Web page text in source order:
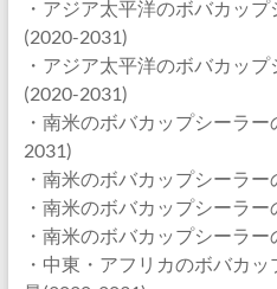
・アジア太平洋のボバカッ
(2020-2031)
・アジア太平洋のボバカッ
(2020-2031)
・南米のボバカップシーラ
2031)
・南米のボバカップシーラ
・南米のボバカップシーラ
・南米のボバカップシーラ
・中東・アフリカのボバカ